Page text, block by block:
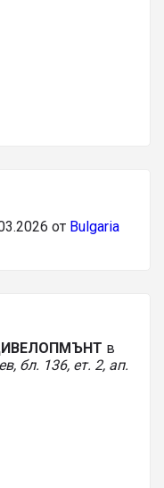
от Bulgaria
в
бл. 136, ет. 2, ап.